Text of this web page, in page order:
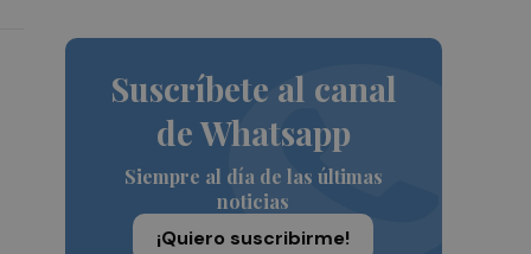
Suscríbete al canal
de Whatsapp
Siempre al día de las últimas
noticias
¡Quiero suscribirme!